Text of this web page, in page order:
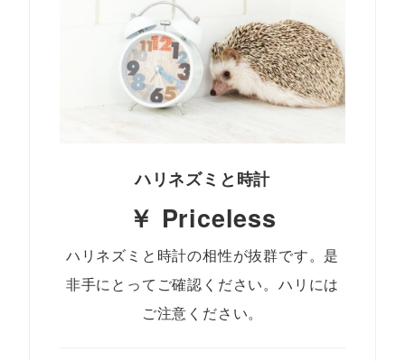
ハリネズミと時計
￥ Priceless
ハリネズミと時計の相性が抜群です。是
非手にとってご確認ください。ハリには
ご注意ください。